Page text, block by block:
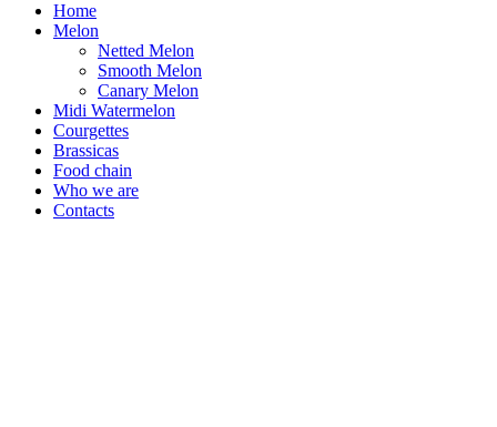
Home
Melon
Netted Melon
Smooth Melon
Canary Melon
Midi Watermelon
Courgettes
Brassicas
Food chain
Who we are
Contacts